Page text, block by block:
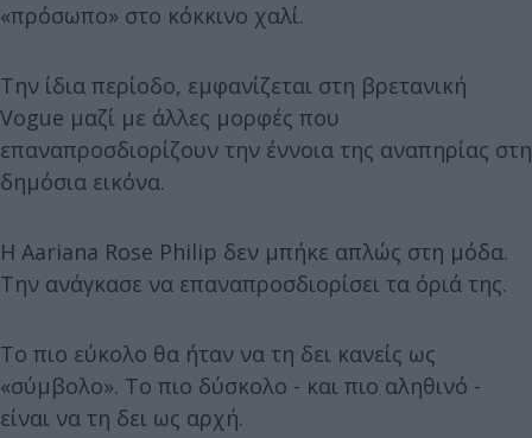
«πρόσωπο» στο κόκκινο χαλί.
Την ίδια περίοδο, εμφανίζεται στη βρετανική
Vogue μαζί με άλλες μορφές που
επαναπροσδιορίζουν την έννοια της αναπηρίας στη
δημόσια εικόνα.
Η Aariana Rose Philip δεν μπήκε απλώς στη μόδα.
Την ανάγκασε να επαναπροσδιορίσει τα όριά της.
Το πιο εύκολο θα ήταν να τη δει κανείς ως
«σύμβολο». Το πιο δύσκολο - και πιο αληθινό -
είναι να τη δει ως αρχή.